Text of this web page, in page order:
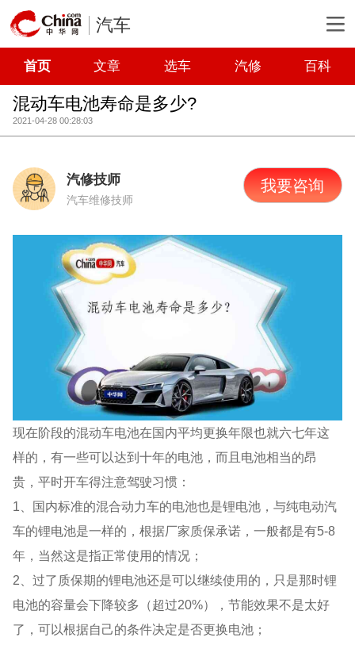
汽车
首页 文章 选车 汽修 百科
混动车电池寿命是多少?
2021-04-28 00:28:03
汽修技师
汽车维修技师
我要咨询
现在阶段的混动车电池在国内平均更换年限也就六七年这
样的，有一些可以达到十年的电池，而且电池相当的昂
贵，平时开车得注意驾驶习惯：
1、国内标准的混合动力车的电池也是锂电池，与纯电动汽
车的锂电池是一样的，根据厂家质保承诺，一般都是有5-8
年，当然这是指正常使用的情况；
2、过了质保期的锂电池还是可以继续使用的，只是那时锂
电池的容量会下降较多（超过20%），节能效果不是太好
了，可以根据自己的条件决定是否更换电池；